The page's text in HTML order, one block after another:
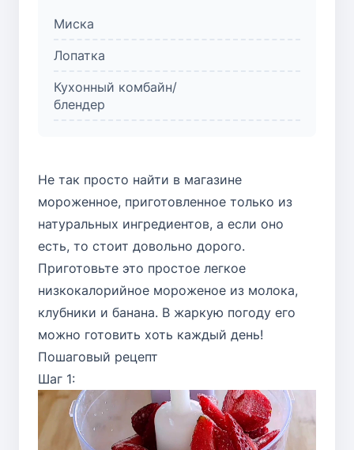
Миска
Лопатка
Кухонный комбайн/
блендер
Не так просто найти в магазине
мороженное, приготовленное только из
натуральных ингредиентов, а если оно
есть, то стоит довольно дорого.
Приготовьте это простое легкое
низкокалорийное мороженое из молока,
клубники и банана. В жаркую погоду его
можно готовить хоть каждый день!
Пошаговый рецепт
Шаг 1: